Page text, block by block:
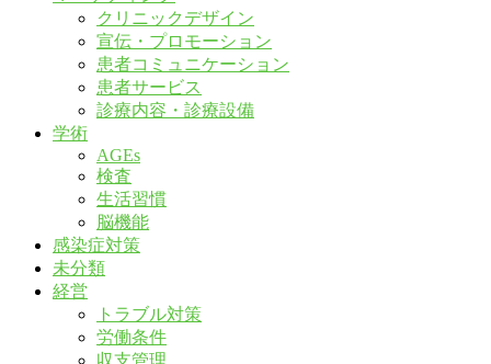
クリニックデザイン
宣伝・プロモーション
患者コミュニケーション
患者サービス
診療内容・診療設備
学術
AGEs
検査
生活習慣
脳機能
感染症対策
未分類
経営
トラブル対策
労働条件
収支管理